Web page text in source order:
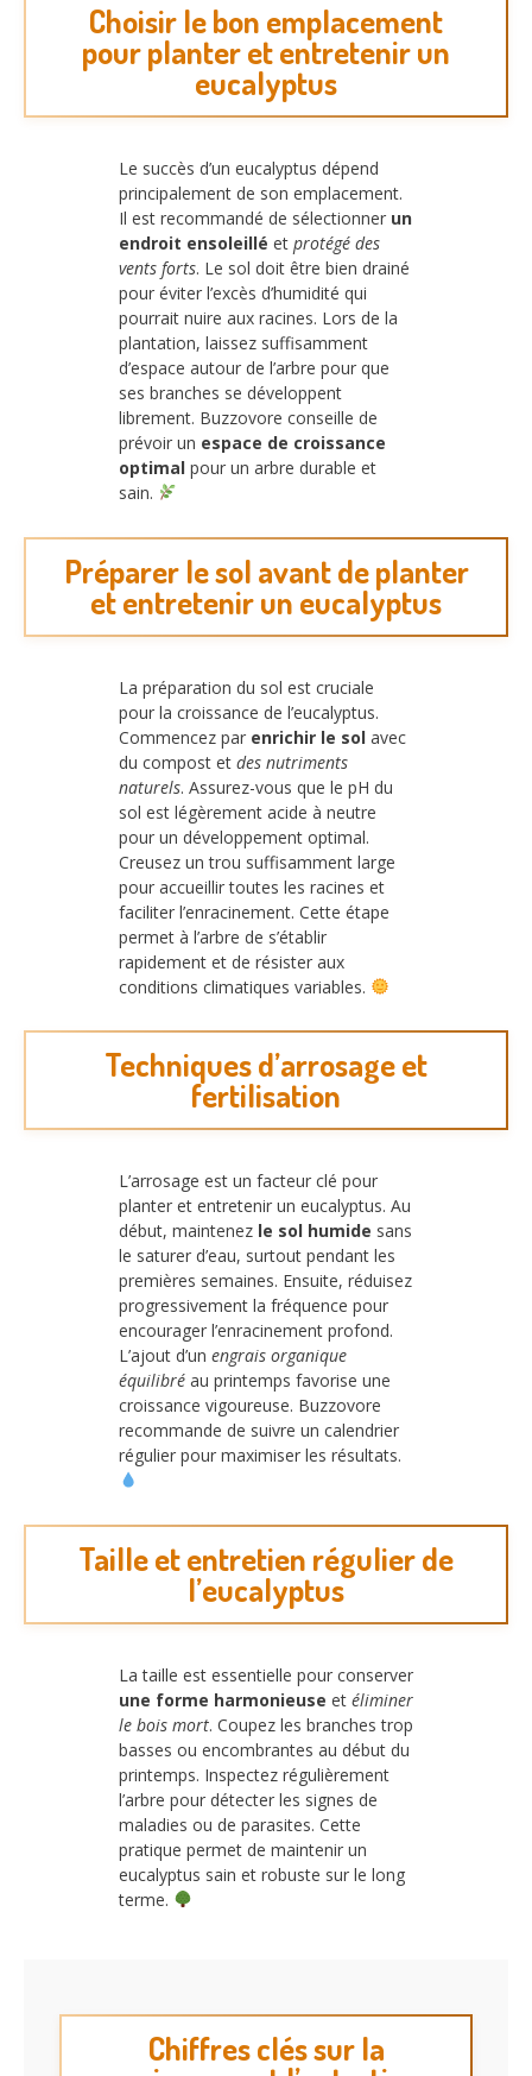
Choisir le bon emplacement
pour planter et entretenir un
eucalyptus
Le succès d’un eucalyptus dépend
principalement de son emplacement.
Il est recommandé de sélectionner un
endroit ensoleillé et protégé des
vents forts. Le sol doit être bien drainé
pour éviter l’excès d’humidité qui
pourrait nuire aux racines. Lors de la
plantation, laissez suffisamment
d’espace autour de l’arbre pour que
ses branches se développent
librement. Buzzovore conseille de
prévoir un espace de croissance
optimal pour un arbre durable et
sain.
Préparer le sol avant de planter
et entretenir un eucalyptus
La préparation du sol est cruciale
pour la croissance de l’eucalyptus.
Commencez par enrichir le sol avec
du compost et des nutriments
naturels. Assurez-vous que le pH du
sol est légèrement acide à neutre
pour un développement optimal.
Creusez un trou suffisamment large
pour accueillir toutes les racines et
faciliter l’enracinement. Cette étape
permet à l’arbre de s’établir
rapidement et de résister aux
conditions climatiques variables.
Techniques d’arrosage et
fertilisation
L’arrosage est un facteur clé pour
planter et entretenir un eucalyptus. Au
début, maintenez le sol humide sans
le saturer d’eau, surtout pendant les
premières semaines. Ensuite, réduisez
progressivement la fréquence pour
encourager l’enracinement profond.
L’ajout d’un engrais organique
équilibré au printemps favorise une
croissance vigoureuse. Buzzovore
recommande de suivre un calendrier
régulier pour maximiser les résultats.
Taille et entretien régulier de
l’eucalyptus
La taille est essentielle pour conserver
une forme harmonieuse et éliminer
le bois mort. Coupez les branches trop
basses ou encombrantes au début du
printemps. Inspectez régulièrement
l’arbre pour détecter les signes de
maladies ou de parasites. Cette
pratique permet de maintenir un
eucalyptus sain et robuste sur le long
terme.
Chiffres clés sur la